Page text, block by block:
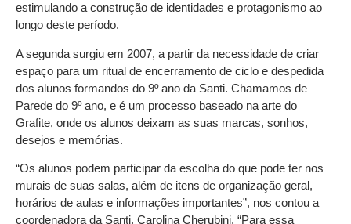
estimulando a construção de identidades e protagonismo ao
longo deste período.
A segunda surgiu em 2007, a partir da necessidade de criar
espaço para um ritual de encerramento de ciclo e despedida
dos alunos formandos do 9º ano da Santi. Chamamos de
Parede do 9º ano, e é um processo baseado na arte do
Grafite, onde os alunos deixam as suas marcas, sonhos,
desejos e memórias.
“Os alunos podem participar da escolha do que pode ter nos
murais de suas salas, além de itens de organização geral,
horários de aulas e informações importantes”, nos contou a
coordenadora da Santi, Carolina Cherubini. “Para essa